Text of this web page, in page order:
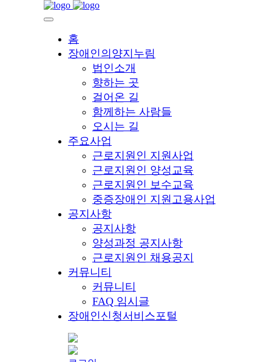
홈
장애인의양지누림
법인소개
향하는 곳
걸어온 길
함께하는 사람들
오시는 길
주요사업
근로지원인 지원사업
근로지원인 양성교육
근로지원인 보수교육
중증장애인 지원고용사업
공지사항
공지사항
양성과정 공지사항
근로지원인 채용공지
커뮤니티
커뮤니티
FAQ 임시글
장애인신청서비스포털